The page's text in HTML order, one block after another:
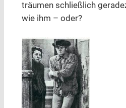
träumen schließlich
wie ihm – oder?